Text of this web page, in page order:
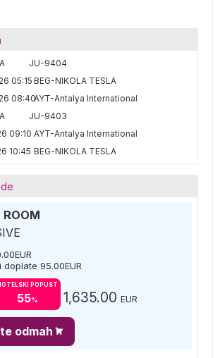
JU-9404
05:15 BEG-NIKOLA TESLA
08:40AYT-Antalya International
JU-9403
09:10 AYT-Antalya International
10:45 BEG-NIKOLA TESLA
ROOM
EUR
doplate 95.00EUR
POPUST
55% 1,635.00 EUR
odmah